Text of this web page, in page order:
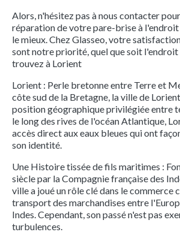
Alors, n'hésitez pas à nous contacter
réparation de votre pare-brise à
le mieux. Chez Glasseo, votre
sont notre priorité, quel que soit l'endroit
trouvez à Lorient
Lorient : Perle bretonne entre Terre et
côte sud de la Bretagne, la ville de
position géographique privilégiée entre
le long des rives de l'océan Atlantique,
accès direct aux eaux bleues qui ont
son identité.
Une Histoire tissée de fils maritimes :
siècle par la Compagnie française des
ville a joué un rôle clé dans le commerce
transport des marchandises entre
Indes. Cependant, son passé n'est pas
turbulences.